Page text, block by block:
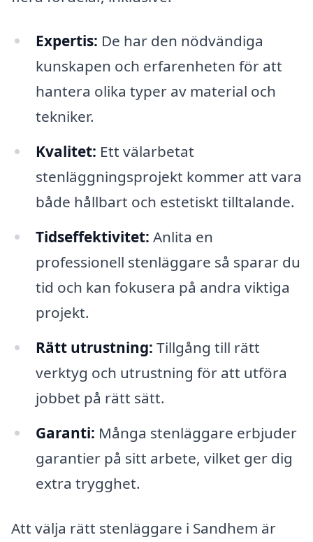
Expertis: De har den nödvändiga
kunskapen och erfarenheten för att
hantera olika typer av material och
tekniker.
Kvalitet: Ett välarbetat
stenläggningsprojekt kommer att vara
både hållbart och estetiskt tilltalande.
Tidseffektivitet: Anlita en
professionell stenläggare så sparar du
tid och kan fokusera på andra viktiga
projekt.
Rätt utrustning: Tillgång till rätt
verktyg och utrustning för att utföra
jobbet på rätt sätt.
Garanti: Många stenläggare erbjuder
garantier på sitt arbete, vilket ger dig
extra trygghet.
Att välja rätt stenläggare i Sandhem är